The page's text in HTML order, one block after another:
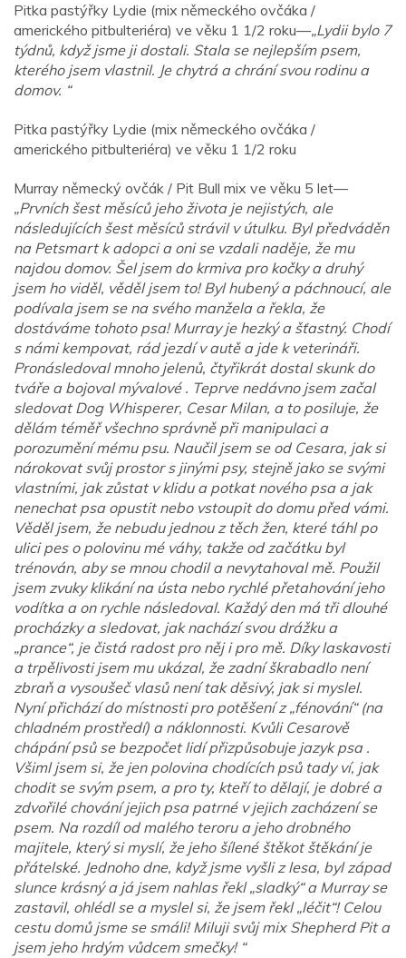
Pitka pastýřky Lydie (mix německého ovčáka /
amerického pitbulteriéra) ve věku 1 1/2 roku—„Lydii bylo 7
týdnů, když jsme ji dostali. Stala se nejlepším psem,
kterého jsem vlastnil. Je chytrá a chrání svou rodinu a
domov. “
Pitka pastýřky Lydie (mix německého ovčáka /
amerického pitbulteriéra) ve věku 1 1/2 roku
Murray německý ovčák / Pit Bull mix ve věku 5 let—
„Prvních šest měsíců jeho života je nejistých, ale
následujících šest měsíců strávil v útulku. Byl předváděn
na Petsmart k adopci a oni se vzdali naděje, že mu
najdou domov. Šel jsem do krmiva pro kočky a druhý
jsem ho viděl, věděl jsem to! Byl hubený a páchnoucí, ale
podívala jsem se na svého manžela a řekla, že
dostáváme tohoto psa! Murray je hezký a šťastný. Chodí
s námi kempovat, rád jezdí v autě a jde k veterináři.
Pronásledoval mnoho jelenů, čtyřikrát dostal skunk do
tváře a bojoval mývalové . Teprve nedávno jsem začal
sledovat Dog Whisperer, Cesar Milan, a to posiluje, že
dělám téměř všechno správně při manipulaci a
porozumění mému psu. Naučil jsem se od Cesara, jak si
nárokovat svůj prostor s jinými psy, stejně jako se svými
vlastními, jak zůstat v klidu a potkat nového psa a jak
nenechat psa opustit nebo vstoupit do domu před vámi.
Věděl jsem, že nebudu jednou z těch žen, které táhl po
ulici pes o polovinu mé váhy, takže od začátku byl
trénován, aby se mnou chodil a nevytahoval mě. Použil
jsem zvuky klikání na ústa nebo rychlé přetahování jeho
vodítka a on rychle následoval. Každý den má tři dlouhé
procházky a sledovat, jak nachází svou drážku a
„prance“, je čistá radost pro něj i pro mě. Díky laskavosti
a trpělivosti jsem mu ukázal, že zadní škrabadlo není
zbraň a vysoušeč vlasů není tak děsivý, jak si myslel.
Nyní přichází do místnosti pro potěšení z „fénování“ (na
chladném prostředí) a náklonnosti. Kvůli Cesarově
chápání psů se bezpočet lidí přizpůsobuje jazyk psa .
Všiml jsem si, že jen polovina chodících psů tady ví, jak
chodit se svým psem, a pro ty, kteří to dělají, je dobré a
zdvořilé chování jejich psa patrné v jejich zacházení se
psem. Na rozdíl od malého teroru a jeho drobného
majitele, který si myslí, že jeho šílené štěkot štěkání je
přátelské. Jednoho dne, když jsme vyšli z lesa, byl západ
slunce krásný a já jsem nahlas řekl „sladký“ a Murray se
zastavil, ohlédl se a myslel si, že jsem řekl „léčit“! Celou
cestu domů jsme se smáli! Miluji svůj mix Shepherd Pit a
jsem jeho hrdým vůdcem smečky! “